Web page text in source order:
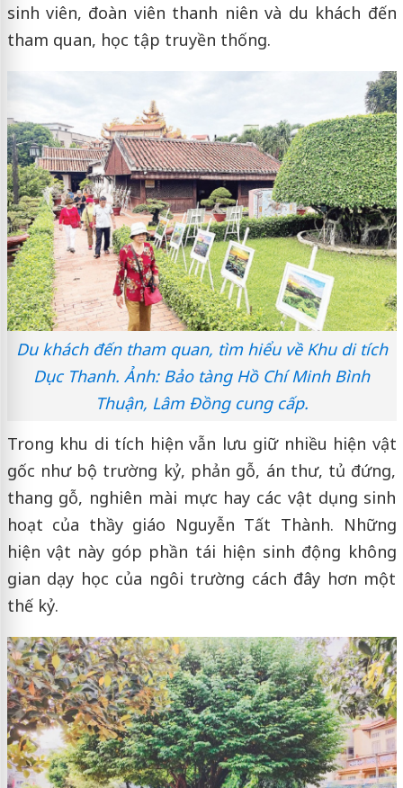
sinh viên, đoàn viên thanh niên và du khách đến
tham quan, học tập truyền thống.
Du khách đến tham quan, tìm hiểu về Khu di tích
Dục Thanh. Ảnh: Bảo tàng Hồ Chí Minh Bình
Thuận, Lâm Đồng cung cấp.
Trong khu di tích hiện vẫn lưu giữ nhiều hiện vật
gốc như bộ trường kỷ, phản gỗ, án thư, tủ đứng,
thang gỗ, nghiên mài mực hay các vật dụng sinh
hoạt của thầy giáo Nguyễn Tất Thành. Những
hiện vật này góp phần tái hiện sinh động không
gian dạy học của ngôi trường cách đây hơn một
thế kỷ.